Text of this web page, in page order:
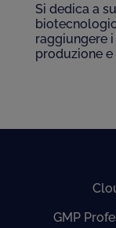
Si dedica a
raggiungere
produzione
GMP